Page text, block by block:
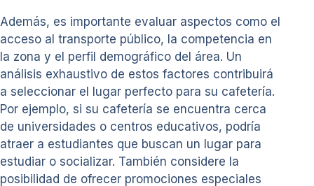
Además, es importante evaluar aspectos como el
acceso al transporte público, la competencia en
la zona y el perfil demográfico del área. Un
análisis exhaustivo de estos factores contribuirá
a seleccionar el lugar perfecto para su cafetería.
Por ejemplo, si su cafetería se encuentra cerca
de universidades o centros educativos, podría
atraer a estudiantes que buscan un lugar para
estudiar o socializar. También considere la
posibilidad de ofrecer promociones especiales